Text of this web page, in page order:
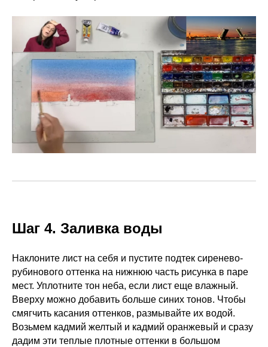
Шаг 4. Заливка воды
Наклоните лист на себя и пустите подтек сиренево-
рубинового оттенка на нижнюю часть рисунка в паре
мест. Уплотните тон неба, если лист еще влажный.
Вверху можно добавить больше синих тонов. Чтобы
смягчить касания оттенков, размывайте их водой.
Возьмем кадмий желтый и кадмий оранжевый и сразу
дадим эти теплые плотные оттенки в большом